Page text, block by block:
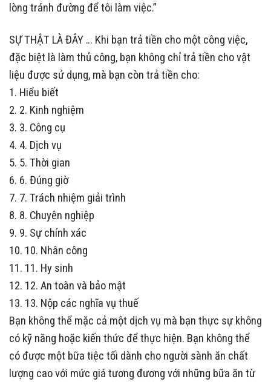
lòng tránh đường để tôi làm việc.”
SỰ THẬT LÀ ĐÂY … Khi bạn trả tiền cho một công việc,
đặc biệt là làm thủ công, bạn không chỉ trả tiền cho vật
liệu được sử dụng, mà bạn còn trả tiền cho:
1. Hiểu biết
2. 2. Kinh nghiệm
3. 3. Công cụ
4. 4. Dịch vụ
5. 5. Thời gian
6. 6. Đúng giờ
7. 7. Trách nhiệm giải trình
8. 8. Chuyên nghiệp
9. 9. Sự chính xác
10. 10. Nhân công
11. 11. Hy sinh
12. 12. An toàn và bảo mật
13. 13. Nộp các nghĩa vụ thuế
Bạn không thể mặc cả một dịch vụ mà bạn thực sự không
có kỹ năng hoặc kiến ​​thức để thực hiện. Bạn không thể
có được một bữa tiệc tối dành cho người sành ăn chất
lượng cao với mức giá tương đương với những bữa ăn từ